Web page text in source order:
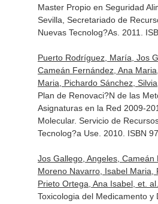
Master Propio en Seguridad
Sevilla, Secretariado de
Nuevas Tecnolog?As. 2011.
Puerto Rodríguez, María, Jos
Cameán Fernández, Ana
Maria, Pichardo Sánchez,
Plan de Renovaci?N de las
Asignaturas en la Red 2009-
Molecular. Servicio de
Tecnolog?a Use. 2010. ISBN
Jos Gallego, Angeles, Cameán
Moreno Navarro, Isabel Maria,
Prieto Ortega, Ana Isabel, et.
Toxicologia del Medicamento y